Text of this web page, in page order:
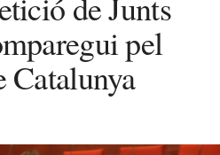
pel
Catalunya